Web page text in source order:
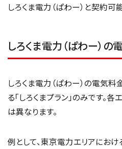
しろくま電力（ぱわー）と契約可
しろくま電力（ぱわー）の
しろくま電力（ぱわー）の電気
る「しろくまプラン」のみです。
は異なります。
例として、東京電力エリアにお